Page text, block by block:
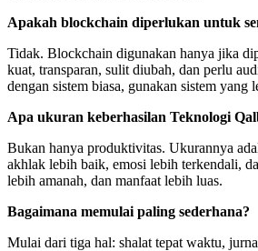
Apakah blockchain diperlukan untuk
Tidak. Blockchain digunakan hanya jika
kuat, transparan, sulit diubah, dan perlu
dengan sistem biasa, gunakan sistem yang
Apa ukuran keberhasilan Teknologi
Bukan hanya produktivitas. Ukurannya
akhlak lebih baik, emosi lebih terkendali,
lebih amanah, dan manfaat lebih luas.
Bagaimana memulai paling sederhana?
Mulai dari tiga hal: shalat tepat waktu,